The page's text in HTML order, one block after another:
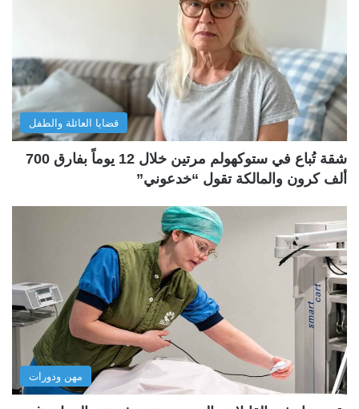
قضايا العائلة والطفل
شقة تُباع في ستوكهولم مرتين خلال 12 يوماً بفارق 700
ألف كرون والمالكة تقول “خدعوني”
مهن ودورات